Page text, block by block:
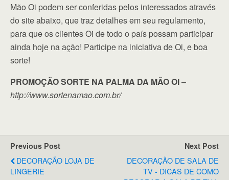
Mão Oi podem ser conferidas pelos interessados através
do site abaixo, que traz detalhes em seu regulamento,
para que os clientes Oi de todo o país possam participar
ainda hoje na ação! Participe na iniciativa de Oi, e boa
sorte!
PROMOÇÃO SORTE NA PALMA DA MÃO OI–
http://www.sortenamao.com.br/
Previous Post
DECORAÇÃO LOJA DE
LINGERIE
Next Post
DECORAÇÃO DE SALA DE
TV - DICAS DE COMO